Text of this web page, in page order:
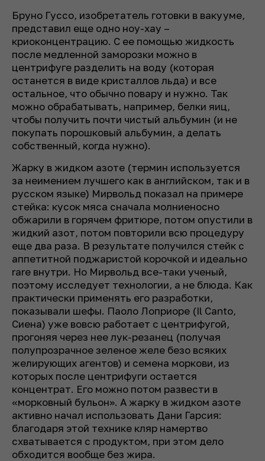
Бруно Гуссо, изобретатель готовки в вакууме,
представил еще одно ноу-хау –
криоконцентрацию. С ее помощью жидкость
после медленной заморозки можно в
центрифуге разделить на воду (которая
останется в виде кристаллов льда) и все
остальное, что обычно повару и нужно. Так
можно обрабатывать, например, белки яиц,
чтобы получить почти чистый альбумин (и не
покупать порошковый альбумин, а делать
собственный, когда нужно).
Жарку в жидком азоте (термин используется
за неимением лучшего как в английском, так и в
русском языке) Мирвольд показал на примере
стейка: кусок мяса сначала молниеносно
обжарили в горячем фритюре, потом опустили в
жидкий азот, потом повторили всю процедуру
еще два раза. В результате получился стейк с
аппетитной поджаристой корочкой и идеально
rare внутри. Но Мирвольд все-таки ученый,
поэтому исследует технологии, а не блюда. Как
практически применять его разработки,
показывали шефы. Паоло Лоприоре (Il Canto,
Сиена) уже вовсю работает с центрифугой,
прогоняя через нее лук-резанец (получая
полупрозрачное зеленое желе безо всяких
желирующих агентов) и семена моркови, из
которых после центрифуги остается
концентрат. Его можно потом развести в
«морковный бульон». А жарку в жидком азоте
активно начал использовать Дани Гарсия:
благодаря этой технике кляр намертво
схватывается с продуктом, при этом дело
обходится вообще без жира.